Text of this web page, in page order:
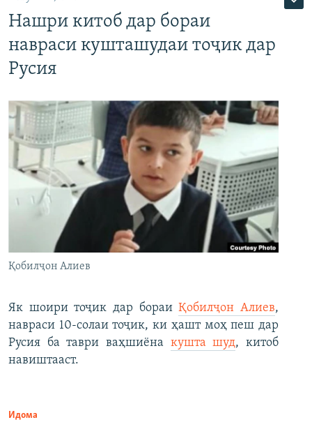
Нашри китоб дар бораи
навраси кушташудаи тоҷик дар
Русия
Қобилҷон Алиев
Як шоири тоҷик дар бораиҚобилҷон Алиев,
навраси 10-солаи тоҷик, ки ҳашт моҳ пеш дар
Русия ба таври ваҳшиёна кушта шуд, китоб
навиштааст.
Идома